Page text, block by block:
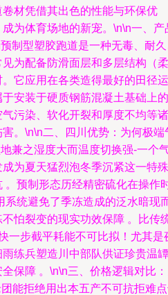
材凭借其出色的性能与环保优
为体育场地的新宠。\n\n一、产
制型塑胶跑道是一种无毒、耐
为配备防滑面层和多层结构（柔
它应用在各类造得最好的田径运
安装于硬质钢筋混凝土基础上的
污染、软化开裂和厚度不均等诸
。\n\n二、四川优势：为何极端
兼之湿度大而温度切换强-一个
为夏天猛烈泡冬季沉紧这一特殊
。预制形态历经精密硫化在操作
统避免了季冻造成的泛水暗现
怕裂变的现实功效保障 。比传
一步截平耗能不可比拟！尤其是
练兵塑造川中部队供证珍贵温罈
保障 。\n\n三、价格逻辑对比
能拒绝用出本五产不可抗拒难